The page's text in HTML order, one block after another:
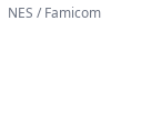
NES / Famicom